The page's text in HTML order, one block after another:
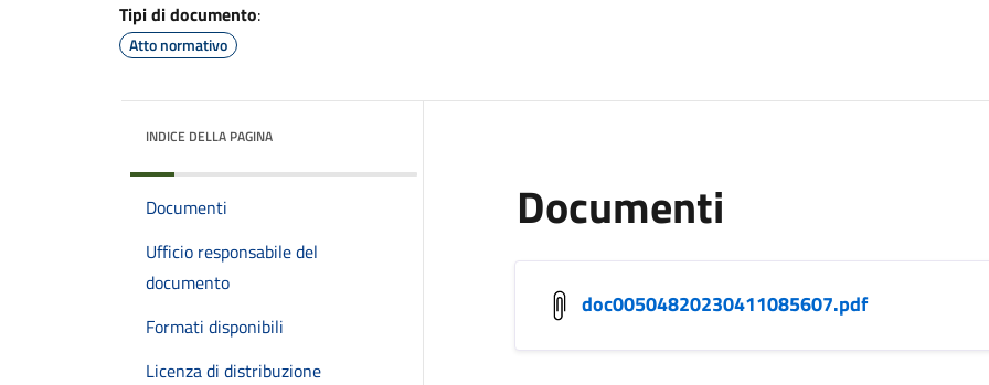
Tipi di documento:
Atto normativo
INDICE DELLA PAGINA
Documenti
Ufficio responsabile del
documento
Formati disponibili
Licenza di distribuzione
Documenti
doc00504820230411085607.pdf